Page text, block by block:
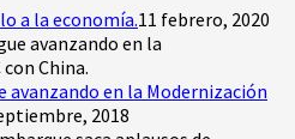
a la economía.11 febrero, 2020
avanzando en la Modernización
2018